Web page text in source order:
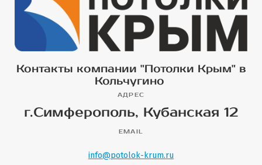
Контакты компании "Потолки Крым" в
Кольчугино
АДРЕС
г.Симферополь, Кубанская 12
EMAIL
info@potolok-krum.ru